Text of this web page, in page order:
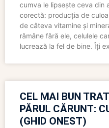
cumva le lipsește ceva din
corectă: producția de
de câteva vitamine și
rămâne fără ele, celulele
lucrează la fel de bine. Îți
CEL MAI BUN
PĂRUL CĂRUNT:
(GHID ONEST)